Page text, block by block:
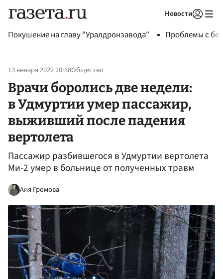
Новости
Покушение на главу "Уралдронзавода" Проблемы с
13 января 2022 20:58Общество
Врачи боролись две недели:
в Удмуртии умер пассажир,
выживший после падения
вертолета
Пассажир разбившегося в Удмуртии вертолета
Ми-2 умер в больнице от полученных травм
Аня Громова